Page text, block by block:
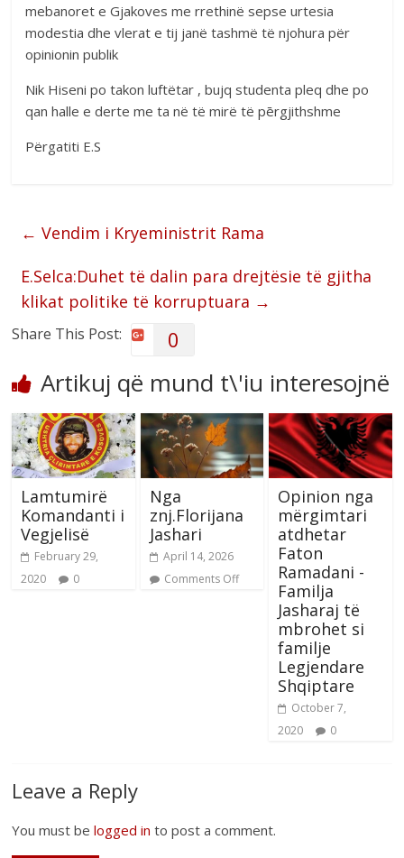
mebanoret e Gjakoves me rrethinë sepse urtesia
modestia dhe vlerat e tij janë tashmë të njohura për
opinionin publik
Nik Hiseni po takon luftëtar , bujq studenta pleq dhe po
qan halle e derte me ta në të mirë të pērgjithshme
Përgatiti E.S
← Vendim i Kryeministrit Rama
E.Selca:Duhet të dalin para drejtësie të gjitha
klikat politike të korruptuara →
Share This Post: 0
Artikuj që mund t\'iu interesojnë
Lamtumirë
Komandanti i
Vegjelisë
February 29,
2020
0
Nga
znj.Florijana
Jashari
April 14, 2026
Comments Off
Opinion nga
mërgimtari
atdhetar
Faton
Ramadani -
Familja
Jasharaj të
mbrohet si
familje
Legjendare
Shqiptare
October 7,
2020
0
Leave a Reply
You must belogged in to post a comment.